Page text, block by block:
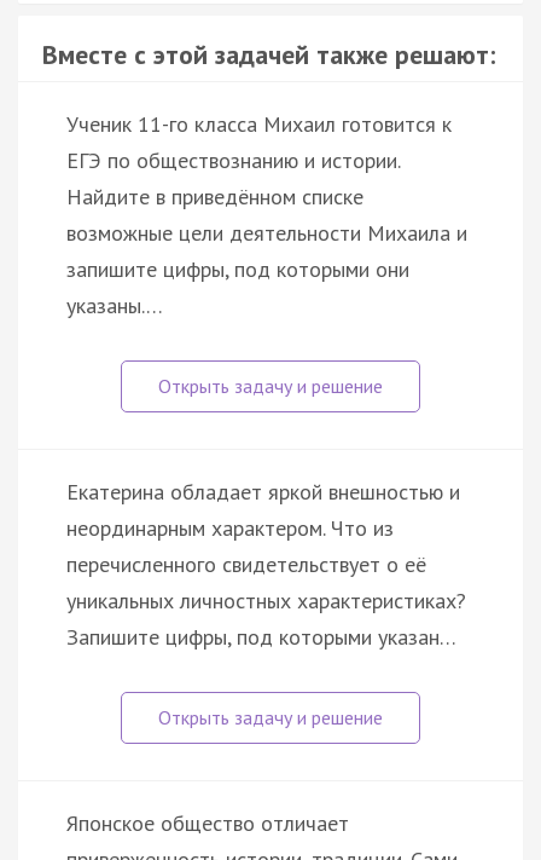
Вместе с этой задачей также решают:
Ученик 11-го класса Михаил готовится к
ЕГЭ по обществознанию и истории.
Найдите в приведённом списке
возможные цели деятельности Михаила и
запишите цифры, под которыми они
указаны.…
Екатерина обладает яркой внешностью и
неординарным характером. Что из
перечисленного свидетельствует о её
уникальных личностных характеристиках?
Запишите цифры, под которыми указан…
Японское общество отличает